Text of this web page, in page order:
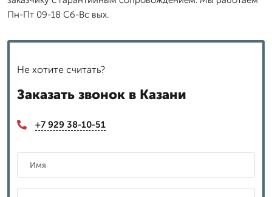
Пн-Пт 09-18 Сб-Вс вых.
Не хотите считать?
Заказать звонок в Казани
+7 929 38-10-51